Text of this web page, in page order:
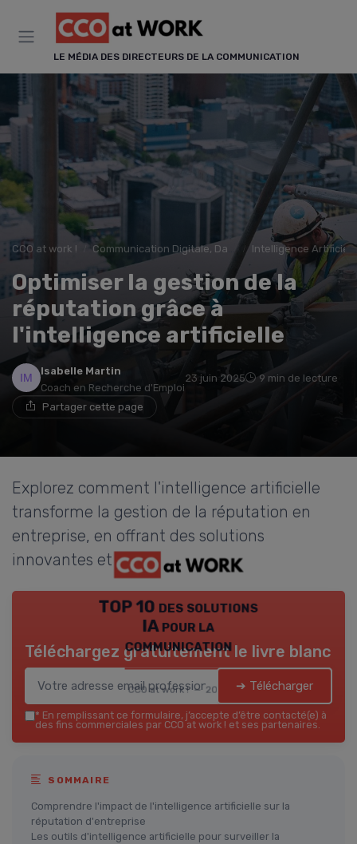
LE MÉDIA DES DIRECTEURS DE LA COMMUNICATION
CCO at work ! Communication Digitale, Data & IA Intelligence
Optimiser la gestion de la
réputation grâce à
l'intelligence artificielle
Isabelle Martin
Coach en Recherche d'Emploi
23 juin 2025 9 min de lecture
Partager cette page
Explorez comment l'intelligence artificielle
transforme la gestion de la réputation en
entreprise, en offrant des solutions
innovantes et efficaces.
TOP 10 des solutions
IA pour la
communication
CCO at work ! — 2026
Téléchargez gratuitement le livre blanc
➔ Télécharger
* En remplissant ce formulaire, j’accepte d’être contacté(e) à
des fins commerciales par CCO at work ! et ses partenaires.
SOMMAIRE
Comprendre l'impact de l'intelligence artificielle sur la
réputation d'entreprise
Les outils d'intelligence artificielle pour surveiller la
Panneau de gestion des cookies